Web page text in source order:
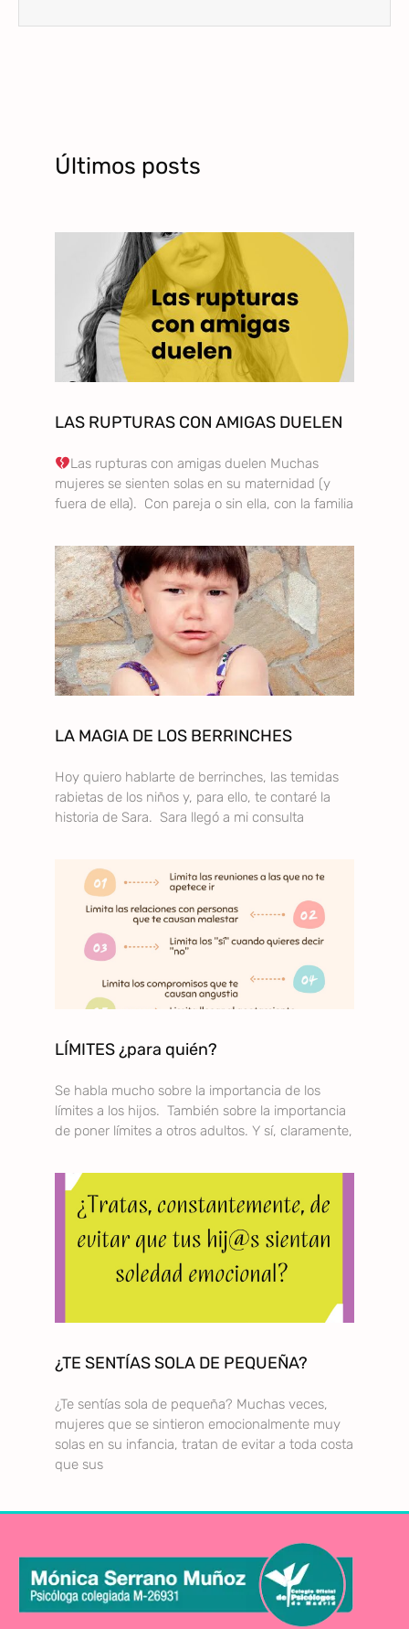
Últimos posts
LAS RUPTURAS CON AMIGAS DUELEN
Las rupturas con amigas duelen Muchas
mujeres se sienten solas en su maternidad (y
fuera de ella). Con pareja o sin ella, con la familia
LA MAGIA DE LOS BERRINCHES
Hoy quiero hablarte de berrinches, las temidas
rabietas de los niños y, para ello, te contaré la
historia de Sara. Sara llegó a mi consulta
LÍMITES ¿para quién?
Se habla mucho sobre la importancia de los
límites a los hijos. También sobre la importancia
de poner límites a otros adultos. Y sí, claramente,
¿TE SENTÍAS SOLA DE PEQUEÑA?
¿Te sentías sola de pequeña? Muchas veces,
mujeres que se sintieron emocionalmente muy
solas en su infancia, tratan de evitar a toda costa
que sus